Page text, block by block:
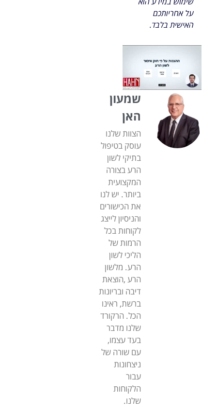
על אחריותכם
האישית בלבד.
שמעון
האן
הצוות שלנו
עוסק בטיפול
בתיקי לשון
הרע בצורה
המקצועית
ביותר. יש לנו
את הכישורים
והניסיון לייצג
לקוחות בכל
הרמות של
הליכי לשון
הרע. מלשון
הרע ,הוצאת
דיבה ובריונות
ברשת, ראינו
הכל. הרקורד
שלנו מדבר
בעד עצמו,
עם שורה של
ניצחונות
עבור
הלקוחות
שלנו.